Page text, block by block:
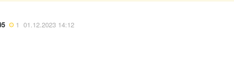
1 01.12.2023 14:12